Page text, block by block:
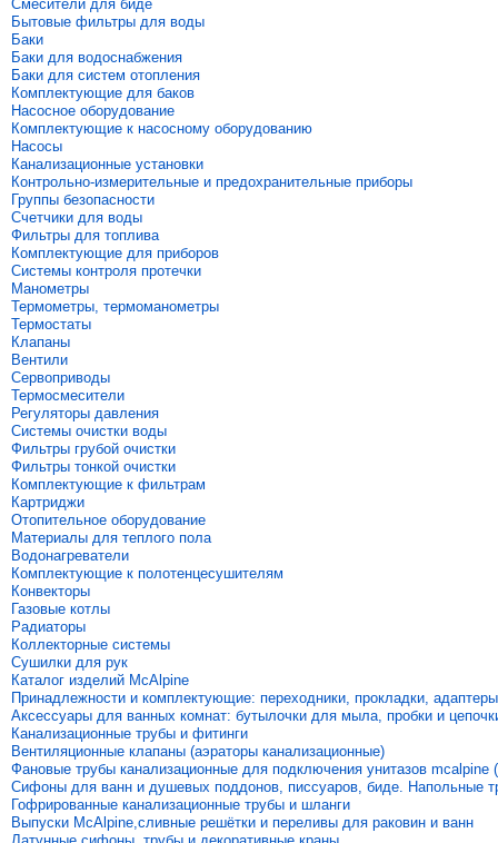
Смесители для биде
Бытовые фильтры для воды
Баки
Баки для водоснабжения
Баки для систем отопления
Комплектующие для баков
Насосное оборудование
Комплектующие к насосному оборудованию
Насосы
Канализационные установки
Контрольно-измерительные и предохранительные приборы
Группы безопасности
Счетчики для воды
Фильтры для топлива
Комплектующие для приборов
Системы контроля протечки
Манометры
Термометры, термоманометры
Термостаты
Клапаны
Вентили
Сервоприводы
Термосмесители
Регуляторы давления
Системы очистки воды
Фильтры грубой очистки
Фильтры тонкой очистки
Комплектующие к фильтрам
Картриджи
Отопительное оборудование
Материалы для теплого пола
Водонагреватели
Комплектующие к полотенцесушителям
Конвекторы
Газовые котлы
Радиаторы
Коллекторные системы
Сушилки для рук
Каталог изделий McAlpine
Принадлежности и комплектующие: переходники, прокладки, адаптеры
Аксессуары для ванных комнат: бутылочки для мыла, пробки и
Канализационные трубы и фитинги
Вентиляционные клапаны (аэраторы канализационные)
Фановые трубы канализационные для подключения унитазов mcalpine
Сифоны для ванн и душевых поддонов, писсуаров, биде. Напольные
Гофрированные канализационные трубы и шланги
Выпуски McAlpine,сливные решётки и переливы для раковин и ванн